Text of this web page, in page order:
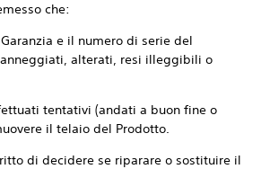
che:
e il numero di serie del
alterati, resi illeggibili o
tentativi (andati a buon fine o
il telaio del Prodotto.
di decidere se riparare o sostituire il